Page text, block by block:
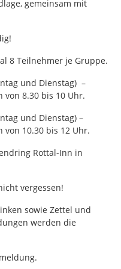
gemeinsam mit
8 Teilnehmer je Gruppe.
und Dienstag) –
von 8.30 bis 10 Uhr.
und Dienstag) –
10.30 bis 12 Uhr.
Rottal-Inn in
vergessen!
sowie Zettel und
werden die